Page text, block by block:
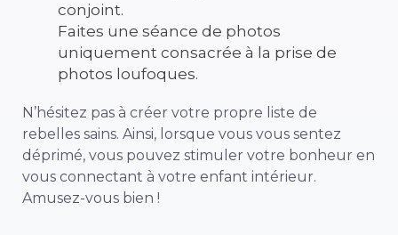
conjoint.
Faites une séance de photos
uniquement consacrée à la prise de
photos loufoques.
N’hésitez pas à créer votre propre liste de
rebelles sains. Ainsi, lorsque vous vous sentez
déprimé, vous pouvez stimuler votre bonheur en
vous connectant à votre enfant intérieur.
Amusez-vous bien !